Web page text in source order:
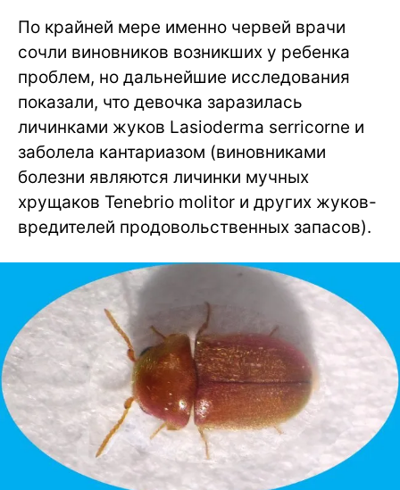
По крайней мере именно червей врачи
сочли виновников возникших у ребенка
проблем, но дальнейшие исследования
показали, что девочка заразилась
личинками жуков Lasioderma serricorne и
заболела кантариазом (виновниками
болезни являются личинки мучных
хрущаков Tenebrio molitor и других жуков-
вредителей продовольственных запасов).